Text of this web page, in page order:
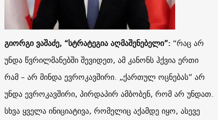
გიორგი ვაშაძე, “სტრატეგია აღმაშენებელი”:“რაც არ
უნდა წვრილმანებში შევიდეთ, ამ კანონს ჰქვია ერთი
რამ – არ მინდა ევროკავშირი. „ქართულ ოცნებას” არ
უნდა ევროკავშირი, პირდაპირ ამბობენ, რომ არ უნდათ.
სხვა ყველა ინიციატივა, რომელიც აქამდე იყო, ასევე